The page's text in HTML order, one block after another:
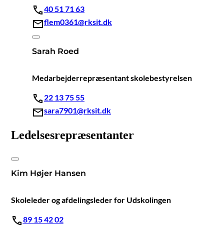
40 51 71 63
flem0361@rksit.dk
Sarah Roed
Medarbejderrepræsentant skolebestyrelsen
22 13 75 55
sara7901@rksit.dk
Ledelsesrepræsentanter
Kim Højer Hansen
Skoleleder og afdelingsleder for Udskolingen
89 15 42 02